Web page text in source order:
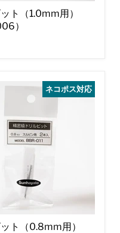
ト（1.0mm用）
）
ネコポス対応
ト（0.8mm用）